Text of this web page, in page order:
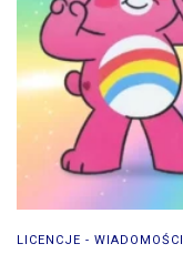
LICENCJE - WIADOMOŚCI